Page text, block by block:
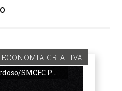
CRIATIVA
SMCEC PMPA